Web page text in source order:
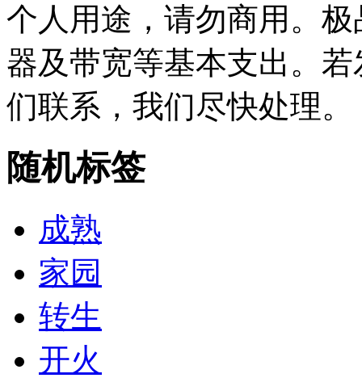
个人用途，请勿商用。
器及带宽等基本支出。
们联系，我们尽快处理。
随机标签
成熟
家园
转生
开火